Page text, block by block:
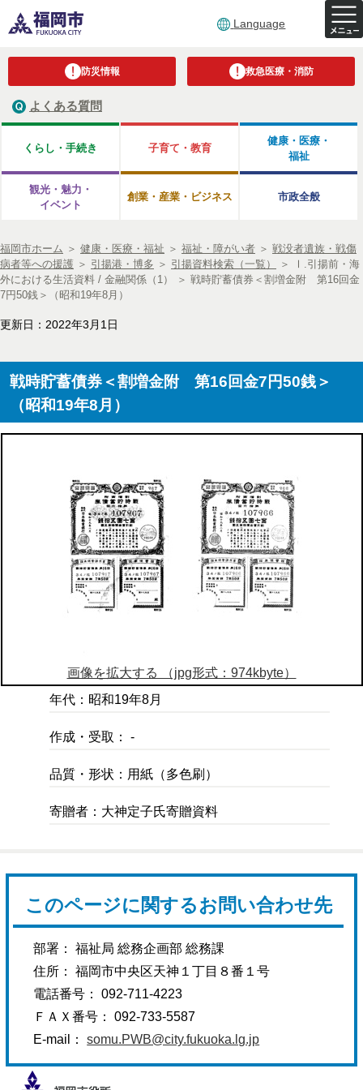
Language
防災情報 救急医療・消防
よくある質問
くらし・手続き 子育て・教育
健康・医療・
福祉
観光・魅力・
イベント
創業・産業・ビジネス 市政全般
福岡市ホーム ＞ 健康・医療・福祉 ＞ 福祉・障がい者 ＞ 戦没者遺族・戦傷
病者等への援護 ＞ 引揚港・博多 ＞ 引揚資料検索（一覧） ＞
Ⅰ.引揚前・海
外における生活資料 / 金融関係（1）
＞ 戦時貯蓄債券＜割増金附 第16回金
7円50銭＞（昭和19年8月）
更新日：2022年3月1日
戦時貯蓄債券＜割増金附 第16回金7円50銭＞
（昭和19年8月）
画像を拡大する （jpg形式：974kbyte）
年代：昭和19年8月
作成・受取： -
品質・形状：用紙（多色刷）
寄贈者：大神定子氏寄贈資料
このページに関するお問い合わせ先
部署： 福祉局 総務企画部 総務課
住所： 福岡市中央区天神１丁目８番１号
電話番号： 092-711-4223
ＦＡＸ番号： 092-733-5587
E-mail：somu.PWB@city.fukuoka.lg.jp